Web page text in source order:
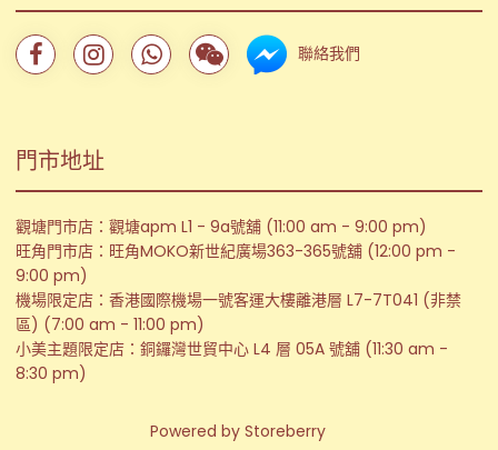
聯絡我們
門市地址
觀塘門市店：觀塘apm L1 - 9a號舖 (11:00 am - 9:00 pm)
旺角門市店：旺角MOKO新世紀廣場363-365號舖 (12:00 pm -
9:00 pm)
機場限定店：香港國際機場一號客運大樓離港層 L7-7T041 (非禁
區) (7:00 am - 11:00 pm)
小美主題限定店：銅鑼灣世貿中心 L4 層 05A 號舖 (11:30 am -
8:30 pm)
Powered by Storeberry